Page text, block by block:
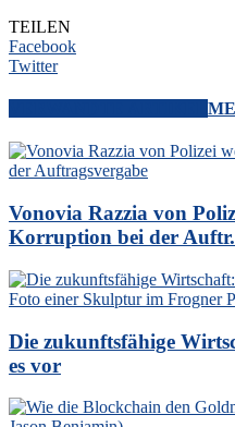
TEILEN
Facebook
Twitter
Vonovia Razzia von
Korruption bei der
Die zukunftsfähige
es vor